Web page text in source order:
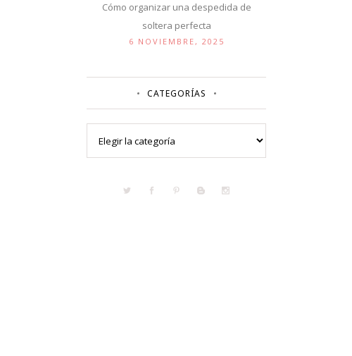
Cómo organizar una despedida de
soltera perfecta
6 NOVIEMBRE, 2025
CATEGORÍAS